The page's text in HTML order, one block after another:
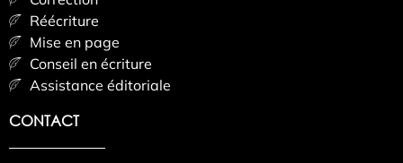
Réécriture
Mise en page
Conseil en écriture
Assistance éditoriale
CONTACT